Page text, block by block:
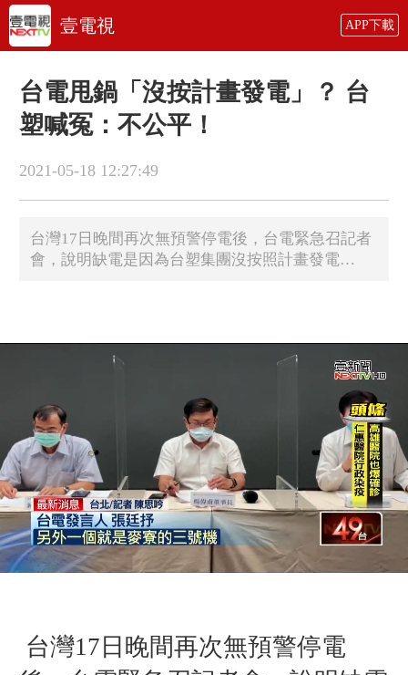
壹電視 APP下載
台電甩鍋「沒按計畫發電」？ 台
塑喊冤：不公平！
2021-05-18 12:27:49
台灣17日晚間再次無預警停電後，台電緊急召記者
會，說明缺電是因為台塑集團沒按照計畫發電…
台灣17日晚間再次無預警停電